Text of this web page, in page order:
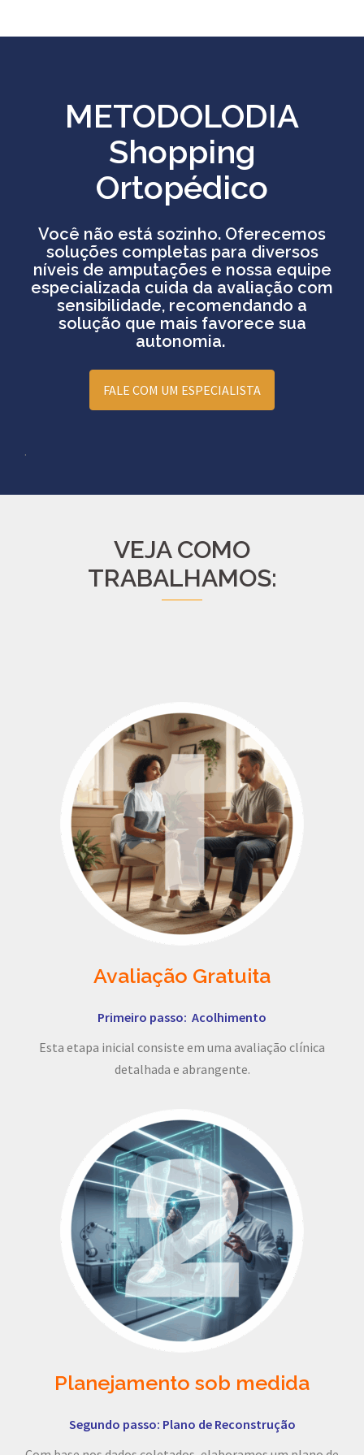
METODOLODIA
Shopping
Ortopédico
Você não está sozinho. Oferecemos
soluções completas para diversos
níveis de amputações e nossa equipe
especializada cuida da avaliação com
sensibilidade, recomendando a
solução que mais favorece sua
autonomia.
FALE COM UM ESPECIALISTA
.
VEJA COMO
TRABALHAMOS:
Avaliação Gratuita
Primeiro passo: Acolhimento
Esta etapa inicial consiste em uma avaliação clínica
detalhada e abrangente.
Planejamento sob medida
Segundo passo: Plano de Reconstrução